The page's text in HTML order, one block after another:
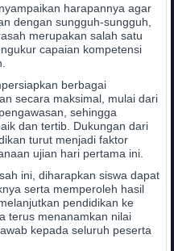
harapannya agar
dengan sungguh-sungguh,
merupakan salah satu
capaian kompetensi
berbagai
secara maksimal, mulai dari
sehingga
dan tertib. Dukungan dari
turut menjadi faktor
ujian hari pertama ini.
ini, diharapkan siswa dapat
serta memperoleh hasil
pendidikan ke
terus menanamkan nilai
kepada seluruh peserta